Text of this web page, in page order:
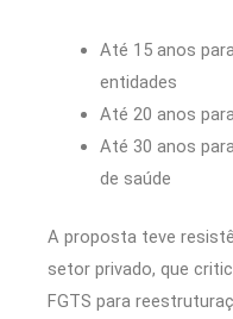
Até 15 anos
entidades
Até 20 anos
Até 30 anos
de saúde
A proposta teve
setor privado, que
FGTS para